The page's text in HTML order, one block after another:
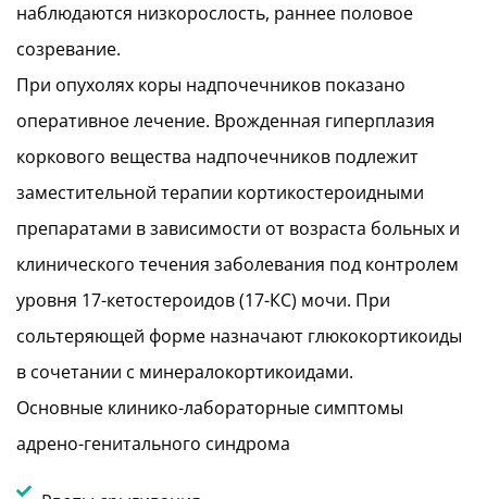
наблюдаются низкорослость, раннее половое
созревание.
При опухолях коры надпочечников показано
оперативное лечение. Врожденная гиперплазия
коркового вещества надпочечников подлежит
заместительной терапии кортикостероидными
препаратами в зависимости от возраста больных и
клинического течения заболевания под контролем
уровня 17-кетостероидов (17-КС) мочи. При
сольтеряющей форме назначают глюкокортикоиды
в сочетании с минералокортикоидами.
Основные клинико-лабораторные симптомы
адрено-генитального синдрома